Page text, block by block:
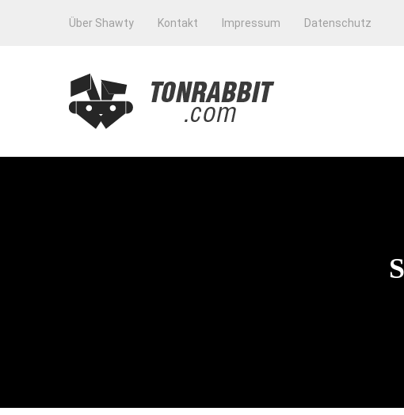
Über Shawty Kontakt Impressum Datenschutz